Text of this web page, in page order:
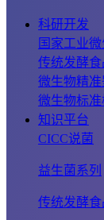
科研开发
国家工业
传统发酵
微生物精
微生物标准
知识平台
CICC说菌
益生菌系列
传统发酵食